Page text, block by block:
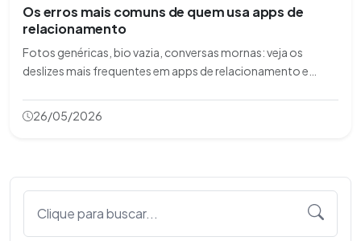
Os erros mais comuns de quem usa apps de
relacionamento
Fotos genéricas, bio vazia, conversas mornas: veja os
deslizes mais frequentes em apps de relacionamento e
26/05/2026
Clique para buscar...